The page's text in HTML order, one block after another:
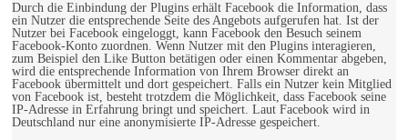
Durch die Einbindung der Plugins erhält Facebook die Information, dass
ein Nutzer die entsprechende Seite des Angebots aufgerufen hat. Ist der
Nutzer bei Facebook eingeloggt, kann Facebook den Besuch seinem
Facebook-Konto zuordnen. Wenn Nutzer mit den Plugins interagieren,
zum Beispiel den Like Button betätigen oder einen Kommentar abgeben,
wird die entsprechende Information von Ihrem Browser direkt an
Facebook übermittelt und dort gespeichert. Falls ein Nutzer kein Mitglied
von Facebook ist, besteht trotzdem die Möglichkeit, dass Facebook seine
IP-Adresse in Erfahrung bringt und speichert. Laut Facebook wird in
Deutschland nur eine anonymisierte IP-Adresse gespeichert.